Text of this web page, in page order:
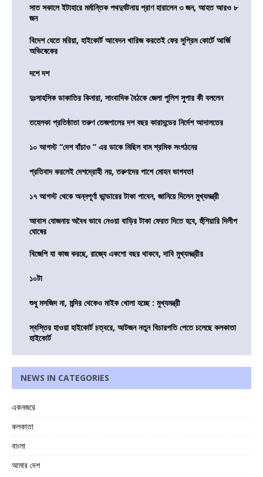
সাত সকালে ইটাহারে মর্মান্তিক পথদুর্ঘটনায় প্রাণ হারালেন ৩ জন, আহত আরও ৮
জন
বিদেশ যেতে মরিয়া, হাইকোর্ট আবেদন খারিজ করতেই ফের সুপ্রিম কোর্টে আর্জি
অভিষেকের
দশে দশ
দুঃসাহসিক ডাকাতির কিনারা, সাংবাদিক বৈঠকে জেলা পুলিশ সুপার কী বললেন
তহেলকা প্রতিষ্ঠাতা তরুণ তেজপালের দশ বছর কারাদন্ডের নির্দেশ আদালতের
১০ আগস্ট “দেশ বাঁচাও ” এর ডাকে মিছিল বাম শ্রমিক সংগঠনের
প্রতিবাদ করলেই দেশদ্রোহী নয়, তরুণদের পাশে মোহন ভাগবত!
১৭ আগস্ট থেকে অন্নপূর্ণা ভান্ডারের টাকা পাবেন, জানিয়ে দিলেন মুখ্যমন্ত্রী
আবাস যোজনায় অবৈধ ভাবে নেওয়া বাড়ির টাকা ফেরত দিতে হবে, হুঁশিয়ারি দিলীপ
ঘোষের
বিজেপি যা কাজ করছে, রাজ্যে একশো বছর থাকবে, দাবি মুখ্যমন্ত্রীর
১০টা
শুধু মসজিদ না, মন্দির থেকেও মাইক খোলা হচ্ছে : মুখ্যমন্ত্রী
স্বস্তির হাওয়া হাইকোর্ট চত্বরে, আটজন নতুন বিচারপতি পেতে চলেছে কলকাতা
হাইকোর্ট
NEWS IN CATEGORIES
একনজরে
কলকাতা
বাংলা
আমার দেশ